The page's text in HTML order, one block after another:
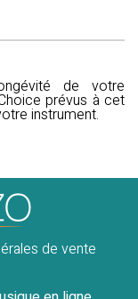
de votre
prévus à cet
instrument.
de vente